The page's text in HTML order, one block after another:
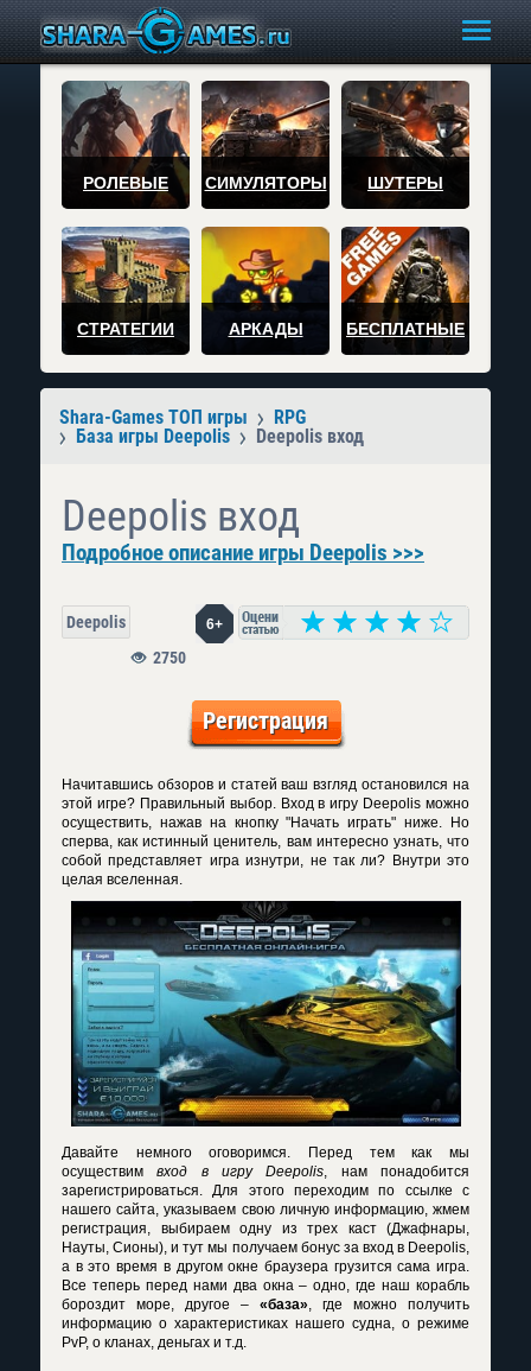
РОЛЕВЫЕ СИМУЛЯТОРЫ ШУТЕРЫ
СТРАТЕГИИ АРКАДЫ БЕСПЛАТНЫЕ
Shara-Games ТОП игры
RPG
База игры Deepolis
Deepolis вход
Deepolis вход
Подробное описание игры Deepolis >>>
Deepolis 6+
2750
Регистрация
Начитавшись обзоров и статей ваш взгляд остановился на
этой игре? Правильный выбор. Вход в игру Deepolis можно
осуществить, нажав на кнопку "Начать играть" ниже. Но
сперва, как истинный ценитель, вам интересно узнать, что
собой представляет игра изнутри, не так ли? Внутри это
целая вселенная.
Давайте немного оговоримся. Перед тем как мы
осуществимвход в игру Deepolis, нам понадобится
зарегистрироваться. Для этого переходим по ссылке с
нашего сайта, указываем свою личную информацию, жмем
регистрация, выбираем одну из трех каст (Джафнары,
Науты, Сионы), и тут мы получаем бонус за вход в Deepolis,
а в это время в другом окне браузера грузится сама игра.
Все теперь перед нами два окна – одно, где наш корабль
бороздит море, другое – «база», где можно получить
информацию о характеристиках нашего судна, о режиме
PvP, о кланах, деньгах и т.д.